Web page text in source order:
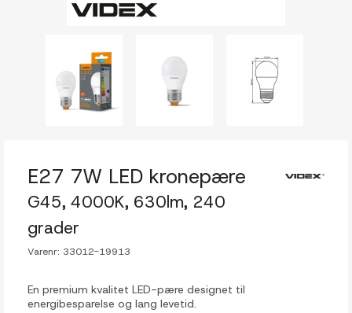
E27 7W LED kronepære
G45, 4000K, 630lm, 240
grader
Varenr: 33012-19913
En premium kvalitet LED-pære designet til
energibesparelse og lang levetid.